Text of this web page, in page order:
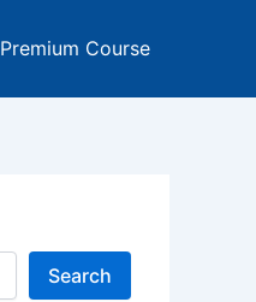
Premium Course
Search